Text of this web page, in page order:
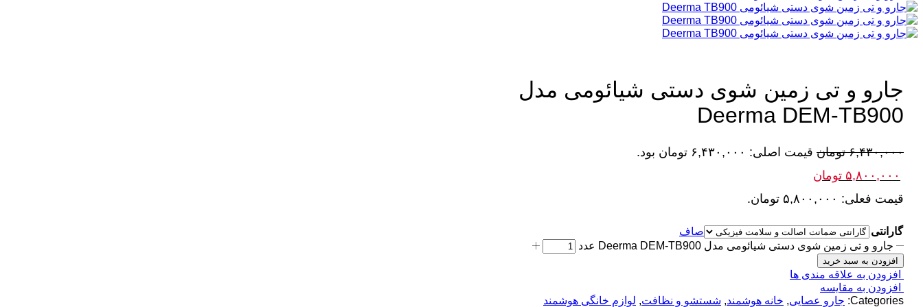
جارو و تی زمین شوی دستی شیائومی مدل
Deerma DEM-TB900
۶,۴۳۰,۰۰۰ تومان قیمت اصلی: ۶,۴۳۰,۰۰۰ تومان بود.
۵,۸۰۰,۰۰۰ تومان
قیمت فعلی: ۵,۸۰۰,۰۰۰ تومان.
گارانتی
صاف
جارو و تی زمین شوی دستی شیائومی مدل Deerma DEM-TB900 عدد
افزودن به سبد خرید
افزودن به علاقه مندی ها
افزودن به مقایسه
Categories: جارو عصایی, خانه هوشمند, شستشو و نظافت, لوازم خانگی هوشمند